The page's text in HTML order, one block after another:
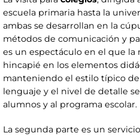
escuela primaria hasta la
ambas se desarrollan en la
métodos de comunicación y
es un espectáculo en el que la
hincapié en los elementos
manteniendo el estilo típico
lenguaje y el nivel de detalle
alumnos y al programa escolar.
La segunda parte es un